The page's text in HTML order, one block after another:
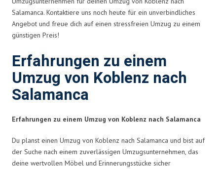
Salamanca. Kontaktiere uns noch heute für ein unverbindliches
Angebot und freue dich auf einen stressfreien Umzug zu einem
günstigen Preis!
Erfahrungen zu einem
Umzug von Koblenz nach
Salamanca
Erfahrungen zu einem Umzug von Koblenz nach Salamanca
Du planst einen Umzug von Koblenz nach Salamanca und bist auf
der Suche nach einem zuverlässigen Umzugsunternehmen, das
deine wertvollen Möbel und Erinnerungsstücke sicher